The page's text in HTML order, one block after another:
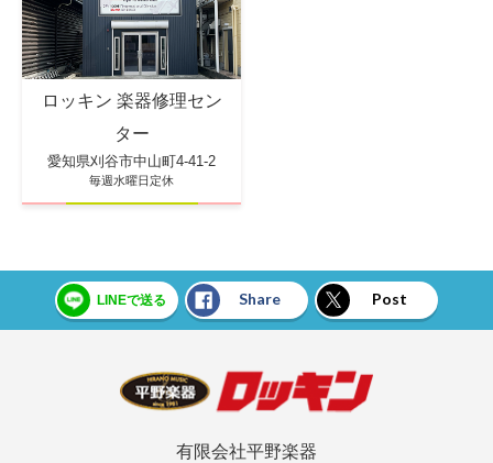
ロッキン 楽器修理セン
ター
愛知県刈谷市中山町4-41-2
毎週水曜日定休
LINEで送る Share Post
有限会社平野楽器